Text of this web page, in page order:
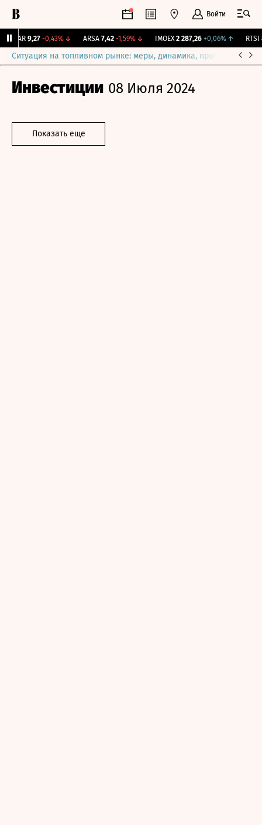
Войти
UTAR 9,27 -0,43%↓ ARSA 7,42 -1,59%↓ IMOEX 2 287,26 +0,06%↑ RTSI
Ситуация на топливном рынке: меры, динамика, прогнозы
Инвестиции 08 Июля 2024
Показать еще